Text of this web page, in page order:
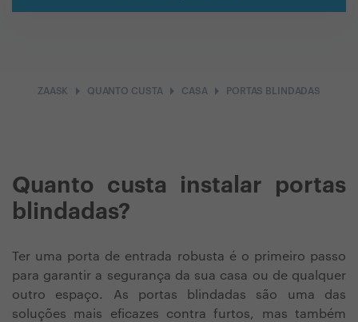
ZAASK arrow_right QUANTO CUSTAarrow_right CASAarrow_right PORTAS BLINDADAS
Quanto custa instalar portas
blindadas?
Ter uma porta de entrada robusta é o primeiro passo
para garantir a segurança da sua casa ou de qualquer
outro espaço. As portas blindadas são uma das
soluções mais eficazes contra furtos, mas também